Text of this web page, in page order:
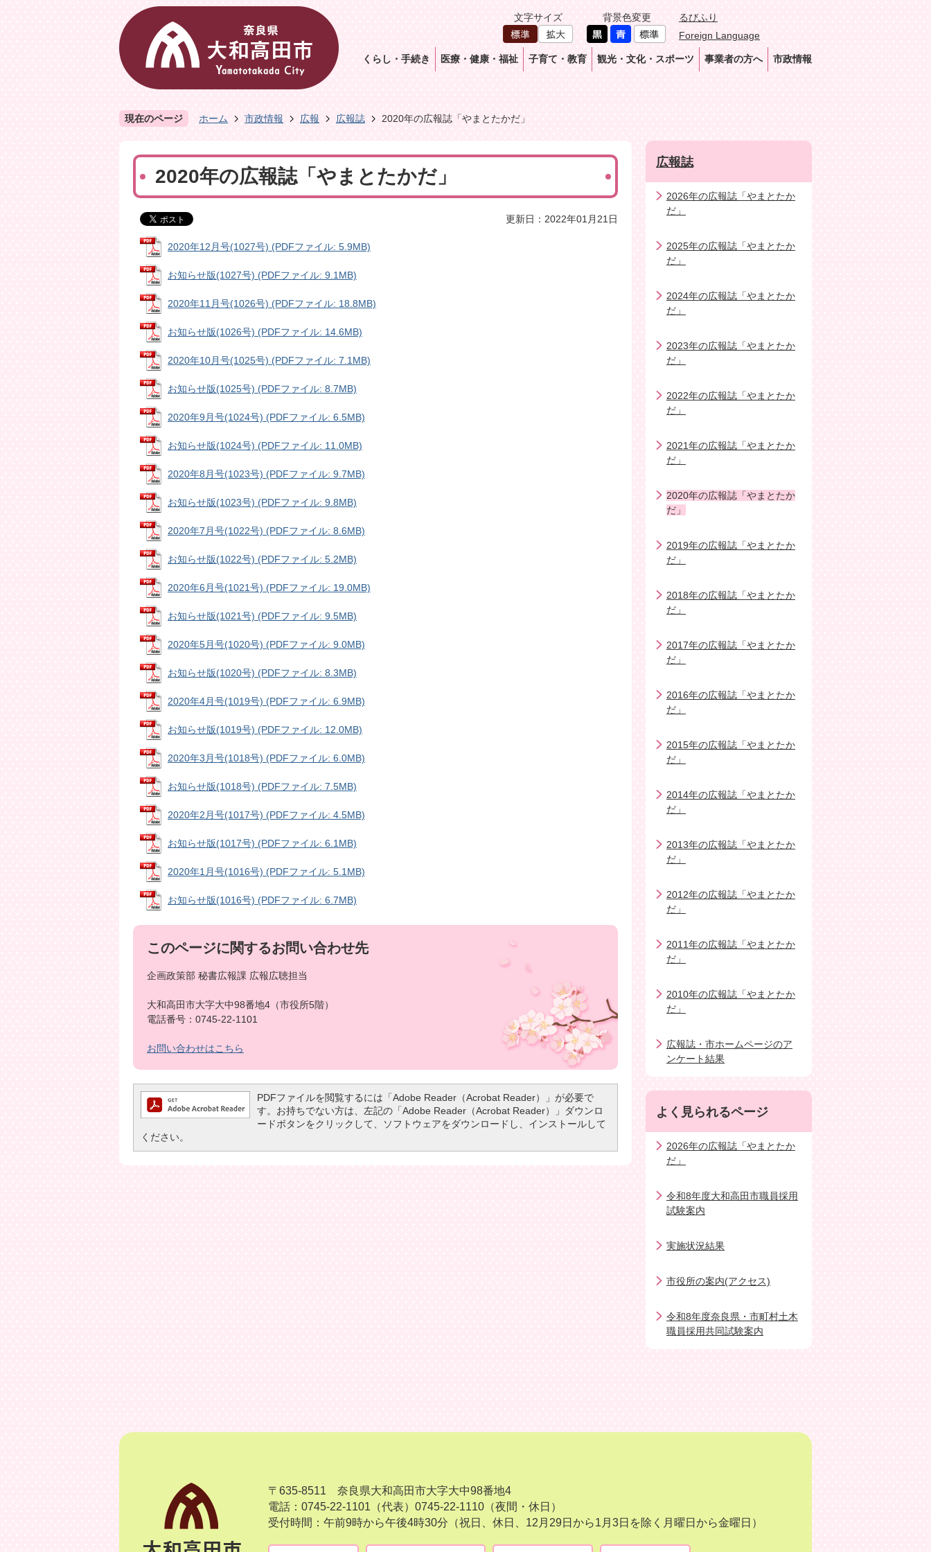
文字サイズ 背景色変更
るびふり
Foreign Language
くらし・手続き 医療・健康・福祉 子育て・教育 観光・文化・スポーツ 事業者の方へ 市政情報
現在のページ ホーム 市政情報 広報 広報誌 2020年の広報誌「やまとたかだ」
2020年の広報誌「やまとたかだ」
更新日：2022年01月21日
2020年12月号(1027号) (PDFファイル: 5.9MB)
お知らせ版(1027号) (PDFファイル: 9.1MB)
2020年11月号(1026号) (PDFファイル: 18.8MB)
お知らせ版(1026号) (PDFファイル: 14.6MB)
2020年10月号(1025号) (PDFファイル: 7.1MB)
お知らせ版(1025号) (PDFファイル: 8.7MB)
2020年9月号(1024号) (PDFファイル: 6.5MB)
お知らせ版(1024号) (PDFファイル: 11.0MB)
2020年8月号(1023号) (PDFファイル: 9.7MB)
お知らせ版(1023号) (PDFファイル: 9.8MB)
2020年7月号(1022号) (PDFファイル: 8.6MB)
お知らせ版(1022号) (PDFファイル: 5.2MB)
2020年6月号(1021号) (PDFファイル: 19.0MB)
お知らせ版(1021号) (PDFファイル: 9.5MB)
2020年5月号(1020号) (PDFファイル: 9.0MB)
お知らせ版(1020号) (PDFファイル: 8.3MB)
2020年4月号(1019号) (PDFファイル: 6.9MB)
お知らせ版(1019号) (PDFファイル: 12.0MB)
2020年3月号(1018号) (PDFファイル: 6.0MB)
お知らせ版(1018号) (PDFファイル: 7.5MB)
2020年2月号(1017号) (PDFファイル: 4.5MB)
お知らせ版(1017号) (PDFファイル: 6.1MB)
2020年1月号(1016号) (PDFファイル: 5.1MB)
お知らせ版(1016号) (PDFファイル: 6.7MB)
このページに関するお問い合わせ先
企画政策部 秘書広報課 広報広聴担当
大和高田市大字大中98番地4（市役所5階）
電話番号：0745-22-1101
お問い合わせはこちら
PDFファイルを閲覧するには「Adobe Reader（Acrobat Reader）」が必要で
す。お持ちでない方は、左記の「Adobe Reader（Acrobat Reader）」ダウンロ
ードボタンをクリックして、ソフトウェアをダウンロードし、インストールして
ください。
広報誌
2026年の広報誌「やまとたか
だ」
2025年の広報誌「やまとたか
だ」
2024年の広報誌「やまとたか
だ」
2023年の広報誌「やまとたか
だ」
2022年の広報誌「やまとたか
だ」
2021年の広報誌「やまとたか
だ」
2020年の広報誌「やまとたか
だ」
2019年の広報誌「やまとたか
だ」
2018年の広報誌「やまとたか
だ」
2017年の広報誌「やまとたか
だ」
2016年の広報誌「やまとたか
だ」
2015年の広報誌「やまとたか
だ」
2014年の広報誌「やまとたか
だ」
2013年の広報誌「やまとたか
だ」
2012年の広報誌「やまとたか
だ」
2011年の広報誌「やまとたか
だ」
2010年の広報誌「やまとたか
だ」
広報誌・市ホームページのア
ンケート結果
よく見られるページ
2026年の広報誌「やまとたか
だ」
令和8年度大和高田市職員採用
試験案内
実施状況結果
市役所の案内(アクセス)
令和8年度奈良県・市町村土木
職員採用共同試験案内
〒635-8511 奈良県大和高田市大字大中98番地4
電話：0745-22-1101（代表） 0745-22-1110（夜間・休日）
受付時間：午前9時から午後4時30分（祝日、休日、12月29日から1月3日を除く月曜日から金曜日）